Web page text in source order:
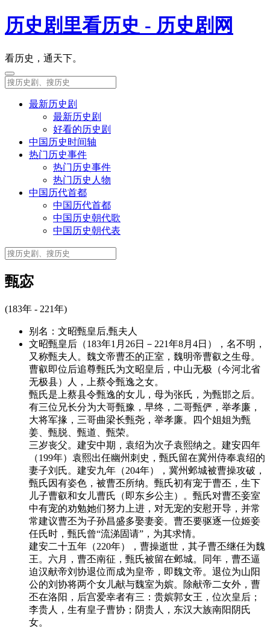
历史剧里看历史 - 历史剧网
看历史，通天下。
最新历史剧
最新历史剧
好看的历史剧
中国历史时间轴
热门历史事件
热门历史事件
热门历史人物
中国历代首都
中国历代首都
中国历史朝代歌
中国历史朝代表
甄宓
(183年 - 221年)
别名： 文昭甄皇后,甄夫人
文昭甄皇后（183年1月26日－221年8月4日），名不明，
又称甄夫人。魏文帝曹丕的正室，魏明帝曹叡之生母。
曹叡即位后追尊甄氏为文昭皇后，中山无极（今河北省
无极县）人，上蔡令甄逸之女。
甄氏是上蔡县令甄逸的女儿，母为张氏，为甄邯之后。
有三位兄长分为大哥甄豫，早终，二哥甄俨，举孝廉，
大将军掾，三哥曲梁长甄尧，举孝廉。四个姐姐为甄
姜、甄脱、甄道、甄荣。
三岁丧父。建安中期，袁绍为次子袁熙纳之。建安四年
（199年）袁熙出任幽州刺史，甄氏留在冀州侍奉袁绍的
妻子刘氏。建安九年（204年），冀州邺城被曹操攻破，
甄氏因有姿色，被曹丕所纳。甄氏初有宠于曹丕，生下
儿子曹叡和女儿曹氏（即东乡公主）。甄氏对曹丕妾室
中有宠的劝勉她们努力上进，对无宠的安慰开导，并常
常建议曹丕为子孙昌盛多娶妻妾。曹丕要驱逐一位姬妾
任氏时，甄氏曾“流涕固请”，为其求情。
建安二十五年（220年），曹操逝世，其子曹丕继任为魏
王。六月，曹丕南征，甄氏被留在邺城。同年，曹丕逼
迫汉献帝刘协退位而成为皇帝，即魏文帝。退位为山阳
公的刘协将两个女儿献与魏室为嫔。除献帝二女外，曹
丕在洛阳，后宫爱幸者有三：贵嫔郭女王，位次皇后；
李贵人，生有皇子曹协；阴贵人，东汉大族南阳阴氏
女。